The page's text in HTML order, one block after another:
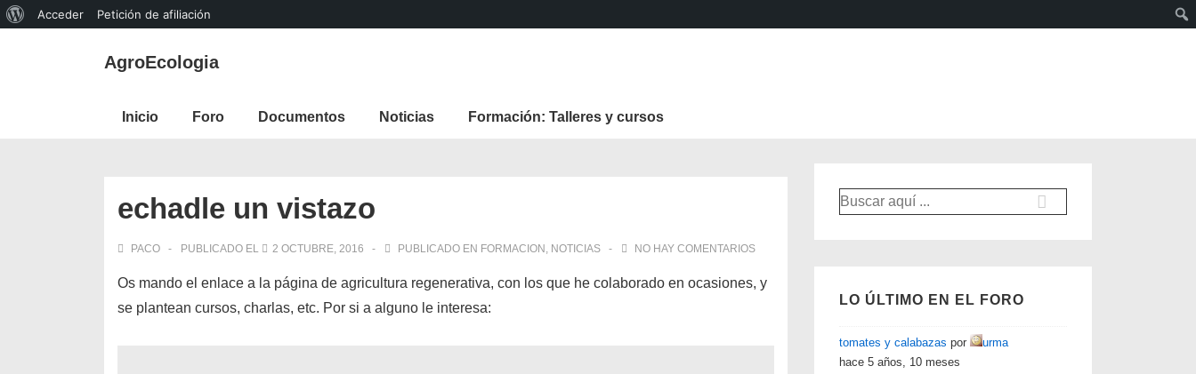
Acerca
Acceder Petición de afiliación
AgroEcologia
Navegación
Inicio Foro Documentos Noticias Formación: Talleres y cursos
echadle un vistazo
PACO PUBLICADO EL 2 OCTUBRE, 2016 PUBLICADO EN FORMACION , NOTICIAS NO HAY COMENTARIOS
Os mando el enlace a la página de agricultura regenerativa, con los que he colaborado en ocasiones, y
se plantean cursos, charlas, etc. Por si a alguno le interesa:
Buscar
por:
LO ÚLTIMO EN EL FORO
tomates y calabazas por
urma
hace 5 años, 10 meses